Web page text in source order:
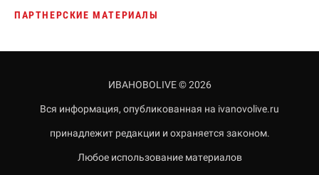
ПАРТНЕРСКИЕ МАТЕРИАЛЫ
ИВАНОВОLIVE © 2026
Вся информация, опубликованная на ivanovolive.ru
принадлежит редакции и охраняется законом.
Любое использование материалов